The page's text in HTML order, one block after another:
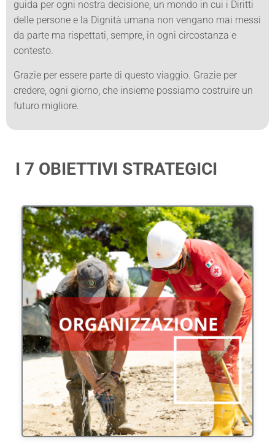
guida per ogni nostra decisione, un mondo in cui i Diritti
delle persone e la Dignità umana non vengano mai messi
da parte ma rispettati, sempre, in ogni circostanza e
contesto.
Grazie per essere parte di questo viaggio. Grazie per
credere, ogni giorno, che insieme possiamo costruire un
futuro migliore.
I 7 OBIETTIVI STRATEGICI
Adempiere al mandato umanitario della Croce
Rossa Italiana rafforzando le nostre capacità
organizzative.